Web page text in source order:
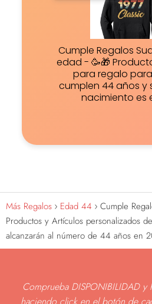
Cumple Regalos
edad - 🥳🎁
para regalo
cumplen 44 años y
nacimiento es
Más Regalos Edad 44
Cumple
Productos y Artículos personalizados
alcanzarán al número de 44 años en
Comprueba DISPONIBILIDAD y